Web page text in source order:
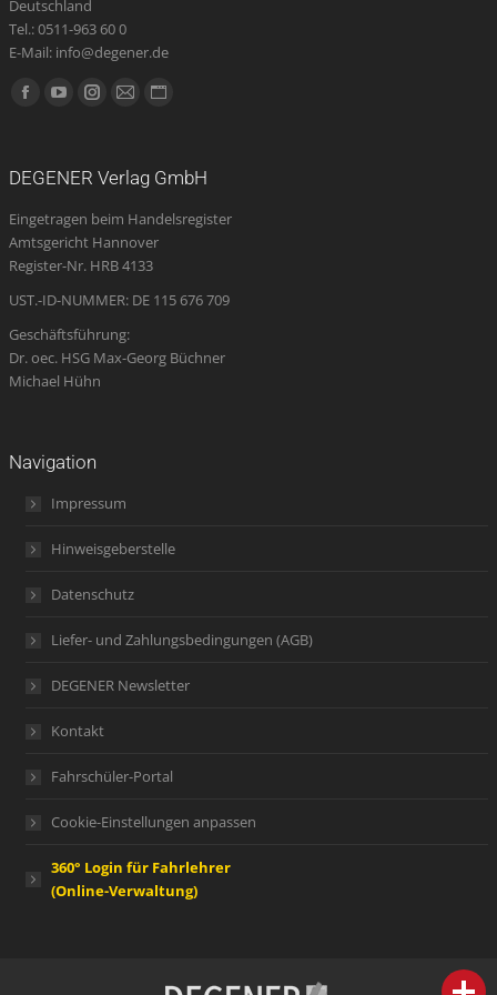
Deutschland
Tel.: 0511-963 60 0
E-Mail: info@degener.de
Finden Sie uns auf:
Facebook
new
window
YouTube
new
window
Instagram
new
window
E-
opens
in
new
Website
new
DEGENER Verlag GmbH
Eingetragen beim Handelsregister
Amtsgericht Hannover
Register-Nr. HRB 4133
UST.-ID-NUMMER: DE 115 676 709
Geschäftsführung:
Dr. oec. HSG Max-Georg Büchner
Michael Hühn
Navigation
Impressum
Hinweisgeberstelle
Datenschutz
Liefer- und Zahlungsbedingungen (AGB)
DEGENER Newsletter
Kontakt
Fahrschüler-Portal
Cookie-Einstellungen anpassen
360° Login für Fahrlehrer
(Online-Verwaltung)
person IHR FACHBERATER